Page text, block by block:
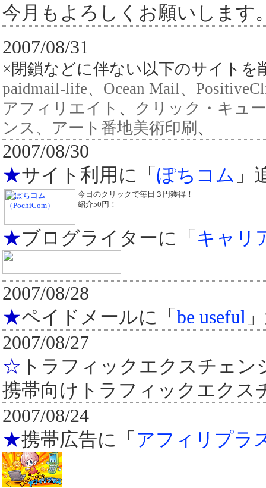
今月もよろしくお願いします
2007/08/31
×閉鎖などに伴ない以下のサイトを
paidmail-life、Ocean Mail、
アフィリエイト 、 クリック・キュ
ンス、アート番地美術印刷 、
2007/08/30
★サイト利用に「 ぽちコム 」
今日のクリックで毎日３円獲得！
紹介50円！
★ブログライターに「 キャリ
2007/08/28
★ペイドメールに「 be useful
2007/08/27
☆ トラフィックエクスチェン
携帯向けトラフィックエクス
2007/08/24
★携帯広告に「 アフィリプラ